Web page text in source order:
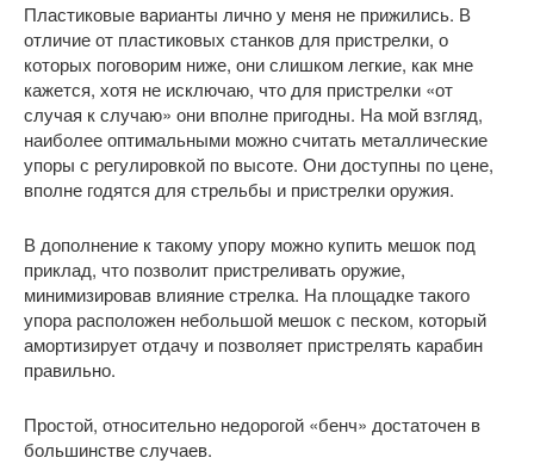
Пластиковые варианты лично у меня не прижились. В
отличие от пластиковых станков для пристрелки, о
которых поговорим ниже, они слишком легкие, как мне
кажется, хотя не исключаю, что для пристрелки «от
случая к случаю» они вполне пригодны. На мой взгляд,
наиболее оптимальными можно считать металлические
упоры с регулировкой по высоте. Они доступны по цене,
вполне годятся для стрельбы и пристрелки оружия.
В дополнение к такому упору можно купить мешок под
приклад, что позволит пристреливать оружие,
минимизировав влияние стрелка. На площадке такого
упора расположен небольшой мешок с песком, который
амортизирует отдачу и позволяет пристрелять карабин
правильно.
Простой, относительно недорогой «бенч» достаточен в
большинстве случаев.